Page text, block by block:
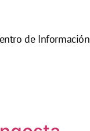
de Información